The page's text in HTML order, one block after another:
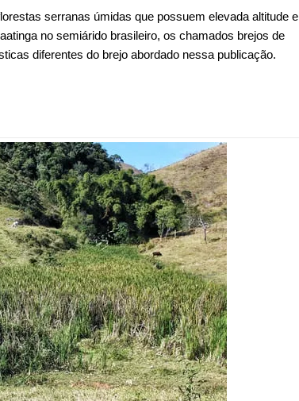
serranas úmidas que possuem elevada altitude e
no semiárido brasileiro, os chamados brejos de
diferentes do brejo abordado nessa publicação.